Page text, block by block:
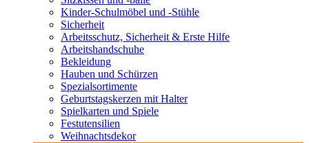
Kinder-Schulmöbel und -Stühle
Sicherheit
Arbeitsschutz, Sicherheit & Erste Hilfe
Arbeitshandschuhe
Bekleidung
Hauben und Schürzen
Spezialsortimente
Geburtstagskerzen mit Halter
Spielkarten und Spiele
Festutensilien
Weihnachtsdekor